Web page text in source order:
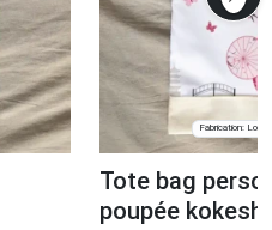
Fabrication:
Tote bag
poupée kokeshi